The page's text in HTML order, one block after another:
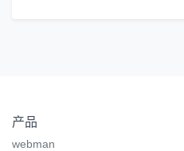
产品
webman